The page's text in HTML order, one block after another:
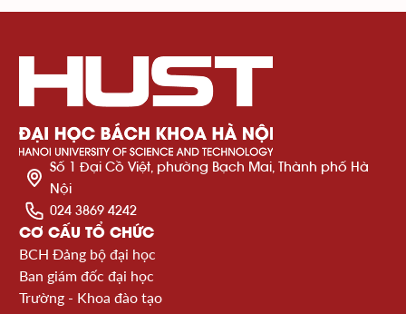
Số 1 Đại Cồ Việt, phường Bạch Mai, Thành phố Hà
Nội
024 3869 4242
CƠ CẤU TỔ CHỨC
BCH Đảng bộ đại học
Ban giám đốc đại học
Trường - Khoa đào tạo